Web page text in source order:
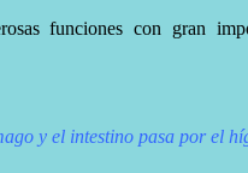
funciones con gran
y el intestino pasa por el